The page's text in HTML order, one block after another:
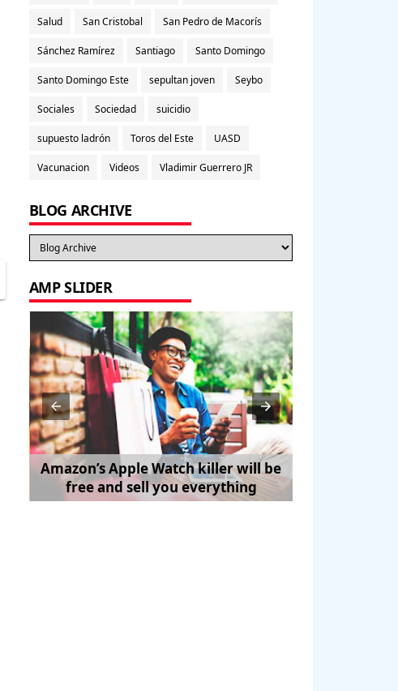
Salud San Cristobal San Pedro de Macorís
Sánchez Ramírez Santiago Santo Domingo
Santo Domingo Este sepultan joven Seybo
Sociales Sociedad suicidio
supuesto ladrón Toros del Este UASD
Vacunacion Videos Vladimir Guerrero JR
BLOG ARCHIVE
AMP SLIDER
Amazon’s Apple Watch killer will be
free and sell you everything